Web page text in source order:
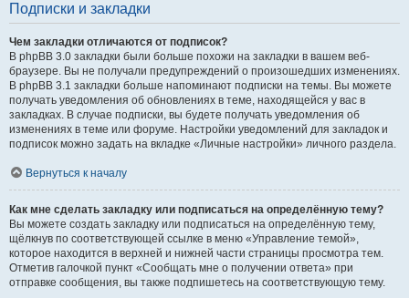
Подписки и закладки
Чем закладки отличаются от подписок?
В phpBB 3.0 закладки были больше похожи на закладки в вашем веб-
браузере. Вы не получали предупреждений о произошедших изменениях.
В phpBB 3.1 закладки больше напоминают подписки на темы. Вы можете
получать уведомления об обновлениях в теме, находящейся у вас в
закладках. В случае подписки, вы будете получать уведомления об
изменениях в теме или форуме. Настройки уведомлений для закладок и
подписок можно задать на вкладке «Личные настройки» личного раздела.
Вернуться к началу
Как мне сделать закладку или подписаться на определённую тему?
Вы можете создать закладку или подписаться на определённую тему,
щёлкнув по соответствующей ссылке в меню «Управление темой»,
которое находится в верхней и нижней части страницы просмотра тем.
Отметив галочкой пункт «Сообщать мне о получении ответа» при
отправке сообщения, вы также подпишетесь на соответствующую тему.